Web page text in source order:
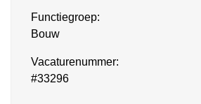
Functiegroep:
Bouw
Vacaturenummer:
#33296